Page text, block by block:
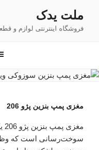
محتوا
ملت یدک
فروشگاه اینترنتی لوازم و
مغزی پمپ بنزین پژو 206
سوخت‌رسانی است که